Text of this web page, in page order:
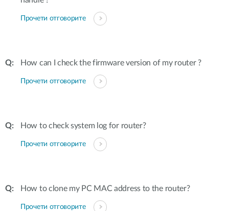
Прочети отговорите
How can I check the firmware version of my router ?
Прочети отговорите
How to check system log for router?
Прочети отговорите
How to clone my PC MAC address to the router?
Прочети отговорите